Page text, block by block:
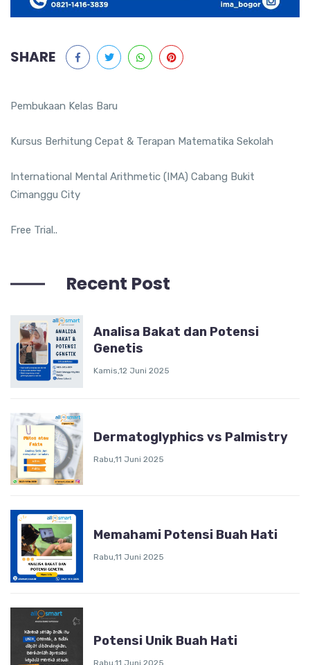
SHARE
Pembukaan Kelas Baru
Kursus Berhitung Cepat & Terapan Matematika Sekolah
International Mental Arithmetic (IMA) Cabang Bukit
Cimanggu City
Free Trial..
Recent Post
Analisa Bakat dan Potensi
Genetis
Kamis,12 Juni 2025
Dermatoglyphics vs Palmistry
Rabu,11 Juni 2025
Memahami Potensi Buah Hati
Rabu,11 Juni 2025
Potensi Unik Buah Hati